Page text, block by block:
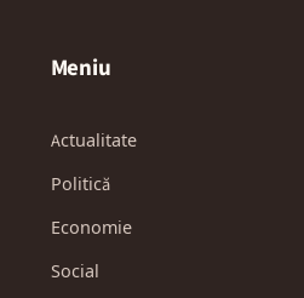
Meniu
Actualitate
Politică
Economie
Social